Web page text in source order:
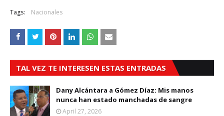
Tags: Nacionales
TAL VEZ TE INTERESEN ESTAS ENTRADAS
Dany Alcántara a Gómez Díaz: Mis manos
nunca han estado manchadas de sangre
April 27, 2026